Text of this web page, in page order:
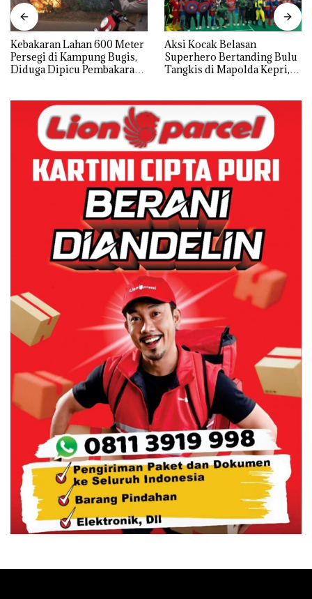
Kebakaran Lahan 600 Meter
Persegi di Kampung Bugis,
Diduga Dipicu Pembakaran
Aksi Kocak Belasan
Superhero Bertanding Bulu
Tangkis di Mapolda Kepri,